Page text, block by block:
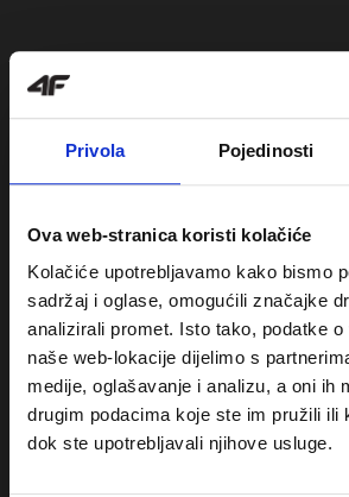
Privola Pojedinosti
Ova web-stranica koristi kolačiće
Kolačiće upotrebljavamo kako bismo
sadržaj i oglase, omogućili značajke
analizirali promet. Isto tako, podatke o
naše web-lokacije dijelimo s
medije, oglašavanje i analizu, a oni ih
drugim podacima koje ste im pružili ili
dok ste upotrebljavali njihove usluge.